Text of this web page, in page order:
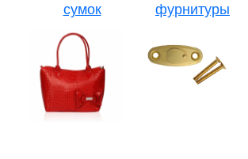
сумок
фурнитуры